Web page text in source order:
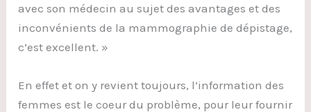
avec son médecin au sujet des avantages et des
inconvénients de la mammographie de dépistage,
c’est excellent. »
En effet et on y revient toujours, l’information des
femmes est le coeur du problème, pour leur fournir